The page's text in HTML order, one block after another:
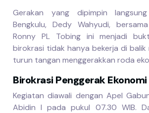
Gerakan yang dipimpin
Bengkulu, Dedy Wahyudi,
Ronny PL Tobing ini menjadi
birokrasi tidak hanya bekerja di balik
turun tangan menggerakkan roda
Birokrasi Penggerak Ekonomi
Kegiatan diawali dengan Apel
Abidin I pada pukul 07.30 WIB.